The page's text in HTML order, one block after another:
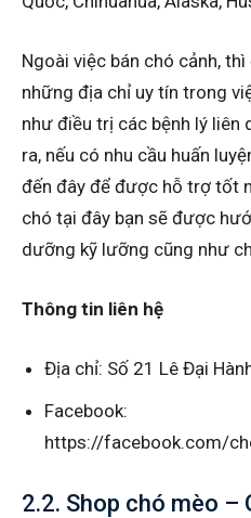
Ngoài việc bán chó cảnh,
những địa chỉ uy tín trong
như điều trị các bệnh lý liên
ra, nếu có nhu cầu huấn
đến đây để được hỗ trợ tốt
chó tại đây bạn sẽ được
dưỡng kỹ lưỡng cũng như
Thông tin liên hệ
Địa chỉ: Số 21 Lê Đại
Facebook:
https://facebook.com/
2.2. Shop chó mèo –